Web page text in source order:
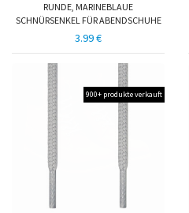
RUNDE, MARINEBLAUE
SCHNÜRSENKEL FÜR ABENDSCHUHE
3.99 €
900+ produkte verkauft